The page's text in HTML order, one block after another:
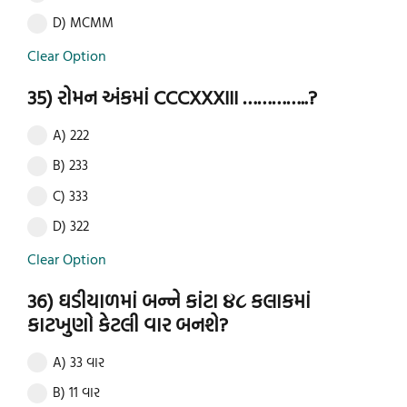
D) MCMM
Clear Option
35) રોમન અંકમાં CCCXXXIII …………..?
A) 222
B) 233
C) 333
D) 322
Clear Option
36) ઘડીયાળમાં બન્ને કાંટા ૪૮ કલાકમાં
કાટખુણો કેટલી વાર બનશે?
A) 33 વાર
B) 11 વાર